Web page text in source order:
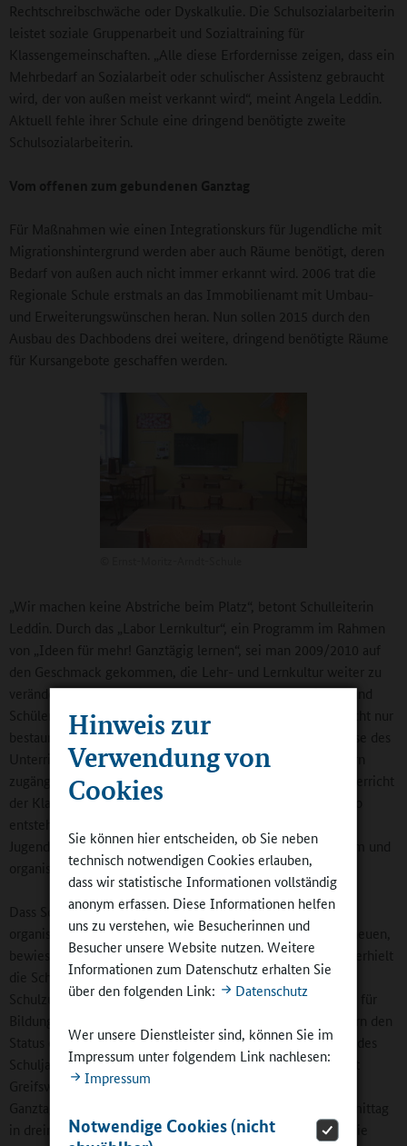
Hinweis zur
Verwendung von
Cookies
Sie können hier entscheiden, ob Sie neben
technisch notwendigen Cookies erlauben,
dass wir statistische Informationen vollständig
anonym erfassen. Diese Informationen helfen
uns zu verstehen, wie Besucherinnen und
Besucher unsere Website nutzen. Weitere
Informationen zum Datenschutz erhalten Sie
über den folgenden Link:
Datenschutz
Wer unsere Dienstleister sind, können Sie im
Impressum unter folgendem Link nachlesen:
Impressum
Notwendige Cookies (nicht
Rechtschreibschwäche oder Dyskalkulie. Die Schulsozialarbeiterin
leistet soziale Gruppenarbeit und Sozialtraining für
Klassengemeinschaften. „Alle diese Erfordernisse zeigen, dass ein
Mehrbedarf an Sozialarbeit oder schulischer Assistenz gebraucht
wird, der von außen meist verkannt wird“, meint Angela Leddin.
Aktuell fehle ihrer Schule eine dringend benötigte zweite
Schulsozialarbeiterin.
Vom offenen zum gebundenen Ganztag
Für Maßnahmen wie einen Integrationskurs für Jugendliche mit
Migrationshintergrund werden aber auch Räume benötigt, deren
Bedarf von außen auch nicht immer erkannt wird. 2006 trat die
Regionale Schule erstmals an das Immobilienamt mit Umbau-
und Erweiterungswünschen heran. Nun sollen 2015 durch den
Ausbau des Dachbodens drei weitere, dringend benötigte Räume
für Kursangebote geschaffen werden.
„Wir machen keine Abstriche beim Platz“, betont Schulleiterin
Leddin. Durch das „Labor Lernkultur“, ein Programm im Rahmen
von „Ideen für mehr! Ganztägig lernen“, sei man 2009/2010 auf
den Geschmack gekommen, die Lehr- und Lernkultur weiter zu
verändern. An der Regionalen Schule sollten Schülerinnen und
Schüler im „Labor Lernkultur“ physikalische Phänomene nicht nur
bestaunen, erforschen und verstehen, sondern die Ergebnisse des
Unterrichts am Ende eines Schulhalbjahres ihren Mitschülern
zugänglich machen. Zu diesem Zweck wurde der Physikunterricht
der Klasse 6 um eine Klassenleiterstunde ergänzt. In dem so
entstehenden Zeitblock von 90 Minuten gestalteten die
Jugendlichen den Physikfachraum zu einer Lernwerkstatt um und
organisierten jede Woche das Lernen in Eigenregie neu.
Dass Schulleitung und Kollegium der „Ernst Moritz Arndt“
organisatorische Veränderungen und Innovationen nicht scheuen,
bewiesen sie schon früh: Bereits zum Schuljahr 2002/2003 erhielt
die Schule, die über die Jahre durch zahlreiche
Schulzusammenlegungen geformt wurde, vom Ministerium für
Bildung, Wissenschaft und Kultur Mecklenburg-Vorpommern den
Status einer Offenen Ganztagsschule verliehen. Mit Beginn des
Schuljahres 2011/2012 genehmigte das Staatliche Schulamt
Greifswald dann die Umwandlung in eine gebundene
Ganztagsschule. Die Schule hat den Unterricht nun am Vormittag
in dreimal zwei Stunden organisiert – „ein Rhythmus, den die